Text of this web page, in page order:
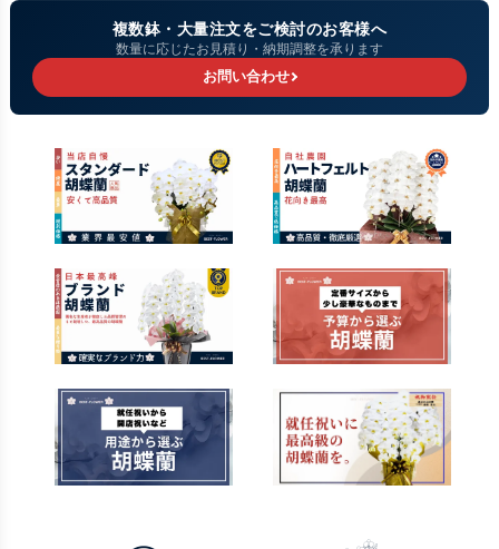
複数鉢・大量注文をご検討のお客様へ
数量に応じたお見積り・納期調整を承ります
お問い合わせ